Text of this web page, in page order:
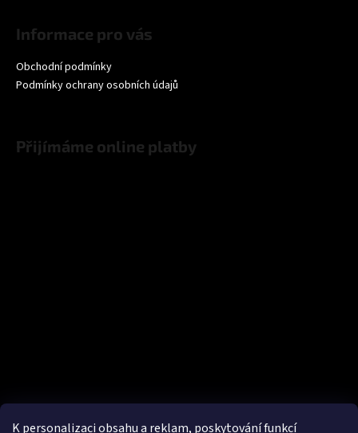
K personalizaci obsahu a reklam, poskytování funkcí
Informace pro vás
Obchodní podmínky
Podmínky ochrany osobních údajů
Přijímáme online platby